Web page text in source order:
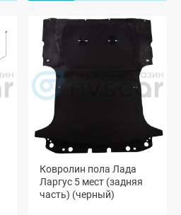
Ковролин пола Лада
Ларгус 5 мест (задняя
часть) (черный)